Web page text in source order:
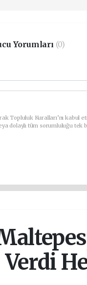
Yorumları (0)
Topluluk Kuralları’nı kabul
dolaylı tüm sorumluluğu tek
Verdi